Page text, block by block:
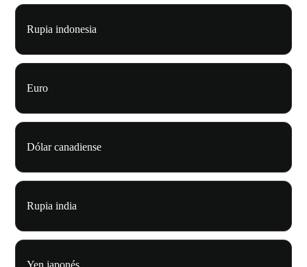
Rupia indonesia
Euro
Dólar canadiense
Rupia india
Yen japonés